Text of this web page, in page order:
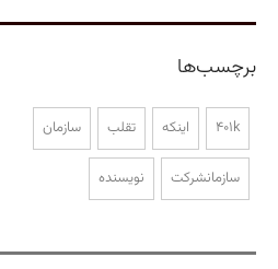
برچسب‌ها
401k اینکه تقلب سازمان
سازمانشرکت نویسنده